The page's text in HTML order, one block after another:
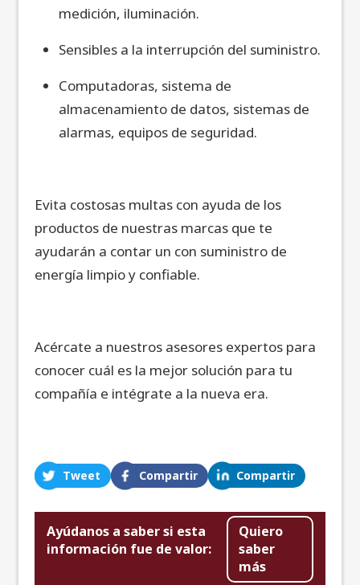
medición, iluminación.
Sensibles a la interrupción del suministro.
Computadoras, sistema de
almacenamiento de datos, sistemas de
alarmas, equipos de seguridad.
Evita costosas multas con ayuda de los
productos de nuestras marcas que te
ayudarán a contar un con suministro de
energía limpio y confiable.
Acércate a nuestros asesores expertos para
conocer cuál es la mejor solución para tu
compañía e intégrate a la nueva era.
Tweet Compartir Compartir
Ayúdanos a saber si esta
información fue de valor:
Quiero
saber
más